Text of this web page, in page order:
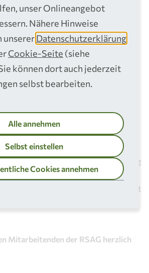
sind
Systemintegration, Kaufleute für
Kraftfahrzeugmechatroniker für
ein Praktikum oder eine
bei einem systemrelevanten
Dienst interessiert, findet
jobsalle Informationen zu aktuellen
und Einstiegsmöglichkeiten.
Für uns. Für alle.“ Dieses Motto
unsere Mitarbeitenden Tag für Tag
dass die Daseinsvorsorge im
funktioniert und leisten damit
für Lebensqualität, Umwelt und
Mitarbeitenden der RSAG herzlich
unser Onlineangebot
Nähere Hinweise
unsererDatenschutzerklärung
Cookie-Seite (siehe
können dort auch jederzeit
selbst bearbeiten.
Alle annehmen
Selbst einstellen
Cookies annehmen